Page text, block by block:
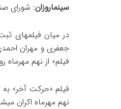
سینماروزان: شورای
در میان فیلمهای
جعفری و مهران
فیلم» از نهم مهرماه
فیلم «حرکت آخر»
نهم مهرماه اکران